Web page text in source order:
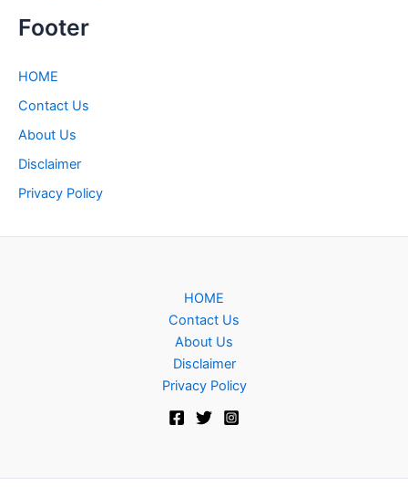
Footer
HOME
Contact Us
About Us
Disclaimer
Privacy Policy
HOME
Contact Us
About Us
Disclaimer
Privacy Policy